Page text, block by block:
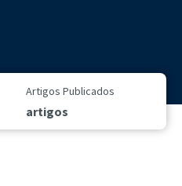
Artigos Publicados
artigos